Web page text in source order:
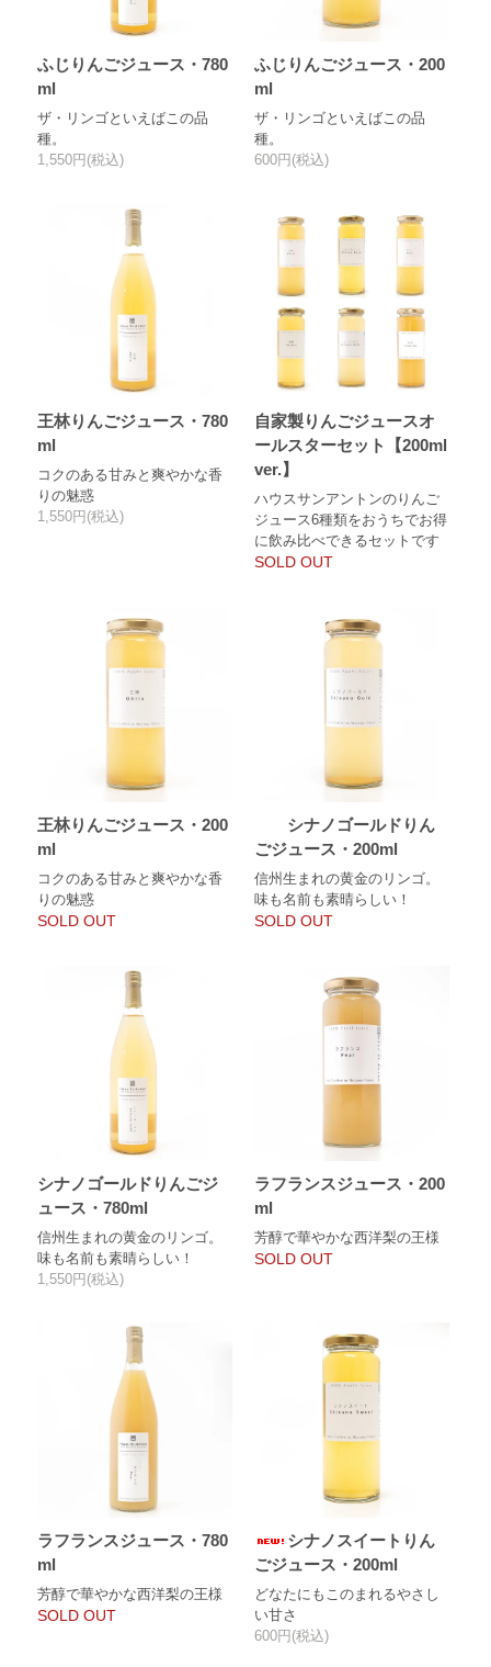
ふじりんごジュース・780
ml
ザ・リンゴといえばこの品
種。
1,550円(税込)
ふじりんごジュース・200
ml
ザ・リンゴといえばこの品
種。
600円(税込)
王林りんごジュース・780
ml
コクのある甘みと爽やかな香
りの魅惑
1,550円(税込)
自家製りんごジュースオ
ールスターセット【200ml
ver.】
ハウスサンアントンのりんご
ジュース6種類をおうちでお得
に飲み比べできるセットです
SOLD OUT
王林りんごジュース・200
ml
コクのある甘みと爽やかな香
りの魅惑
SOLD OUT
シナノゴールドりん
ごジュース・200ml
信州生まれの黄金のリンゴ。
味も名前も素晴らしい！
SOLD OUT
シナノゴールドりんごジ
ュース・780ml
信州生まれの黄金のリンゴ。
味も名前も素晴らしい！
1,550円(税込)
ラフランスジュース・200
ml
芳醇で華やかな西洋梨の王様
SOLD OUT
ラフランスジュース・780
ml
芳醇で華やかな西洋梨の王様
SOLD OUT
シナノスイートりん
ごジュース・200ml
どなたにもこのまれるやさし
い甘さ
600円(税込)